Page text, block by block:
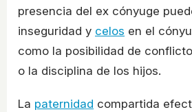
presencia del ex cónyuge
inseguridad y celos en el
como la posibilidad de
o la disciplina de los hijos.
La paternidad compartida